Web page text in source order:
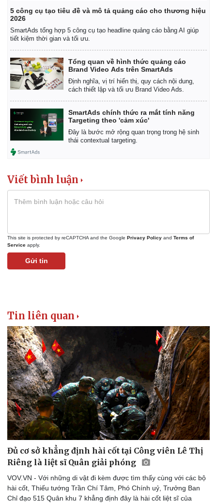
Thể thao
Bóng đá
Lịch thi đấu bóng đá
Thế giới thể thao
eSports
Hậu trường
5 công cụ tạo tiêu đề và mô tả quảng cáo cho thương hiệu
2026
SmartAds tổng hợp 5 công cụ tạo headline quảng cáo bằng AI giúp
tiết kiệm thời gian và tối ưu.
Tổng quan về hình thức quảng cáo
Brand Video Ads trên SmartAds
Định nghĩa, vị trí hiển thị, quy cách nội dung,
cách thiết lập và tối ưu Brand Video Ads.
SmartAds chính thức ra mắt tính năng
Targeting theo 'cảm xúc'
Đây là bước mở rộng quan trọng trong hệ sinh
thái contextual targeting.
Viết bình luận
This site is protected by reCAPTCHA and the Google Privacy Policy and Terms of
Service apply.
Gửi tin
Tin liên quan
Đủ cơ sở khẳng định hài cốt tại Công viên Lê Thị
Riêng là liệt sĩ Quân giải phóng
VOV.VN - Với những di vật đi kèm được tìm thấy cùng với các bộ
hài cốt, Thiếu tướng Trần Chí Tâm, Phó Chính uỷ, Trưởng Ban
Chỉ đạo 515 Quân khu 7 khẳng định đây là hài cốt liệt sĩ của